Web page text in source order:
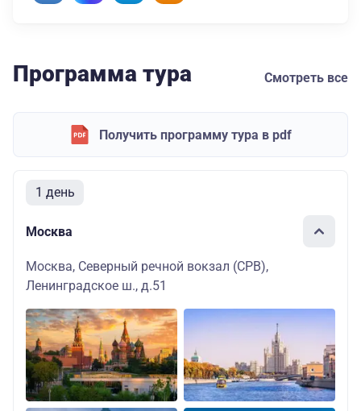
Программа тура Смотреть все
Получить программу тура в pdf
1 день
Москва
Москва, Северный речной вокзал (СРВ),
Ленинградское ш., д.51